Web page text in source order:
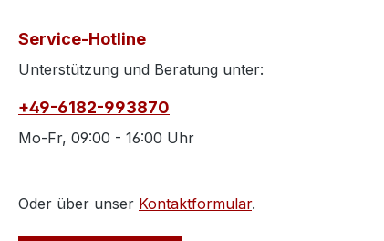
Service-Hotline
Unterstützung und Beratung unter:
+49-6182-993870
Mo-Fr, 09:00 - 16:00 Uhr
Oder über unser Kontaktformular.